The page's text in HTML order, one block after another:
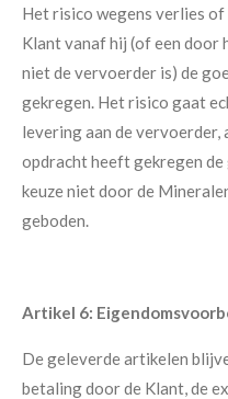
Het risico wegens verlies
Klant vanaf hij (of een door
niet de vervoerder is) de
gekregen. Het risico gaat
levering aan de vervoerder,
opdracht heeft gekregen
keuze niet door de
geboden.
Artikel 6:
De geleverde artikelen
betaling door de Klant, de